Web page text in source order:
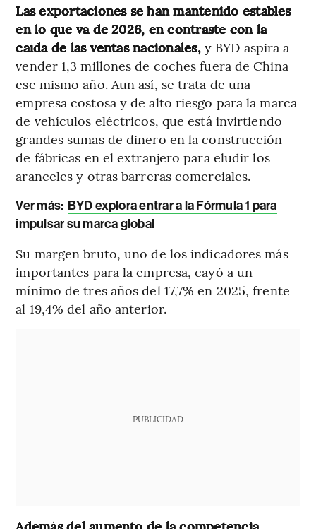
Las exportaciones se han mantenido estables
en lo que va de 2026, en contraste con la
caída de las ventas nacionales,y BYD aspira a
vender 1,3 millones de coches fuera de China
ese mismo año. Aun así, se trata de una
empresa costosa y de alto riesgo para la marca
de vehículos eléctricos, que está invirtiendo
grandes sumas de dinero en la construcción
de fábricas en el extranjero para eludir los
aranceles y otras barreras comerciales.
Ver más: BYD explora entrar a la Fórmula 1 para
impulsar su marca global
Su margen bruto, uno de los indicadores más
importantes para la empresa, cayó a un
mínimo de tres años del 17,7% en 2025, frente
al 19,4% del año anterior.
PUBLICIDAD